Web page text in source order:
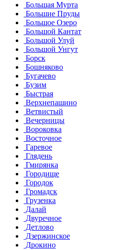
Большая Мурта
Большие Пруды
Большое Озеро
Большой Кантат
Большой Улуй
Большой Унгут
Борск
Бошняково
Бугачево
Бузим
Быстрая
Верхнепашино
Ветвистый
Вечерницы
Вороковка
Восточное
Гаревое
Глядень
Гмирянка
Городище
Городок
Громадск
Грузенка
Далай
Двуречное
Детлово
Дзержинское
Дрокино